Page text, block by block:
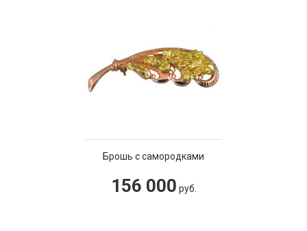
Брошь с самородками
156 000 руб.